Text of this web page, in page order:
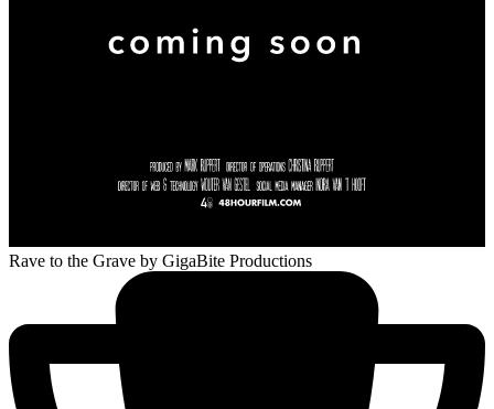
Rave to the Grave by GigaBite Productions